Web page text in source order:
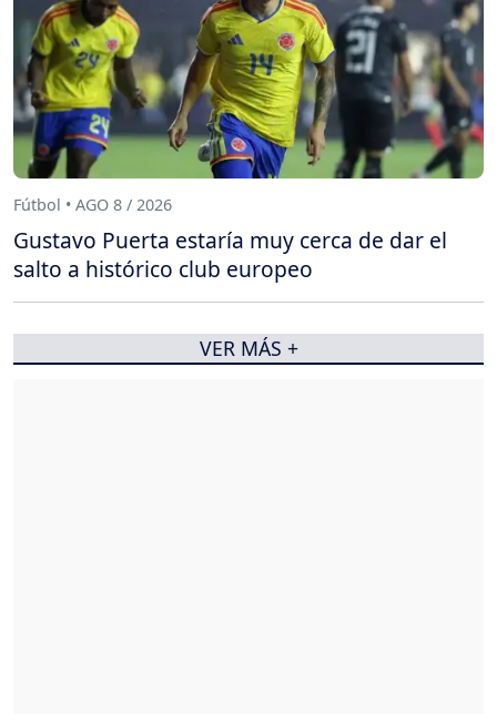
Fútbol • AGO 8 / 2026
Gustavo Puerta estaría muy cerca de dar el
salto a histórico club europeo
VER MÁS +